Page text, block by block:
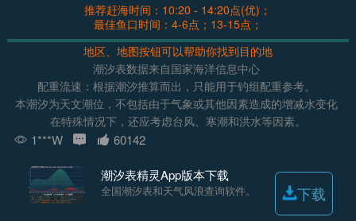
推荐赶海时间：10:20 - 14:20点(优)；
最佳鱼口时间：4-6点；13-15点；
地区、地图按钮可以帮助你找到目的地
潮汐表数据来自国家海洋信息中心
配重流速：根据潮汐推算而出，只能用于钓组配重参考。
本潮汐为天文潮位，不包括由于气象或其他因素造成的增减水变化
在特殊情况下，还应考虑台风、寒潮和洪水等因素。
1***W 60142
潮汐表精灵App版本下载
全国潮汐表和天气风浪查询软件。 下载